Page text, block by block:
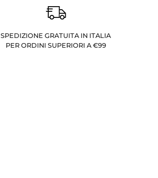
SPEDIZIONE GRATUITA IN ITALIA
PER ORDINI SUPERIORI A €99